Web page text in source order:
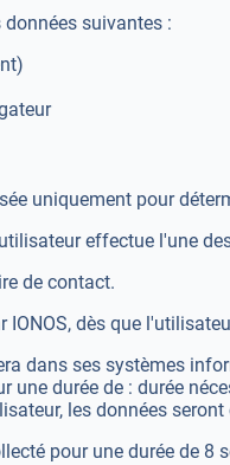
données suivantes :
uniquement pour
effectue l'une
de contact.
IONOS, dès que
dans ses systèmes
une durée de : durée
les données
pour une durée de 8